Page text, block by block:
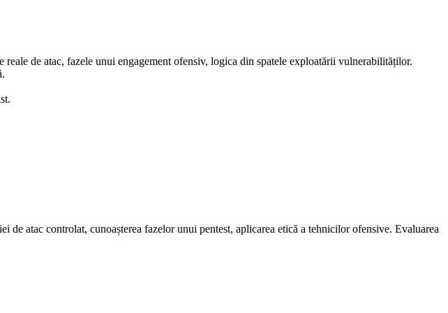
de atac, fazele unui engagement ofensiv, logica din spatele exploatării vulnerabilităților.
atac controlat, cunoașterea fazelor unui pentest, aplicarea etică a tehnicilor ofensive. Evaluarea